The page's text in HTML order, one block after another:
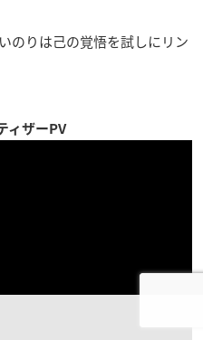
のりは己の覚悟を試しにリン
ィザーPV